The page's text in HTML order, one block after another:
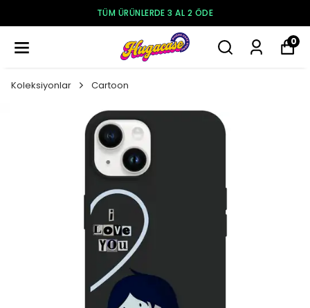
250₺ VE ÜZERI ÜCRETSIZ KARGO
0
Koleksiyonlar Cartoon